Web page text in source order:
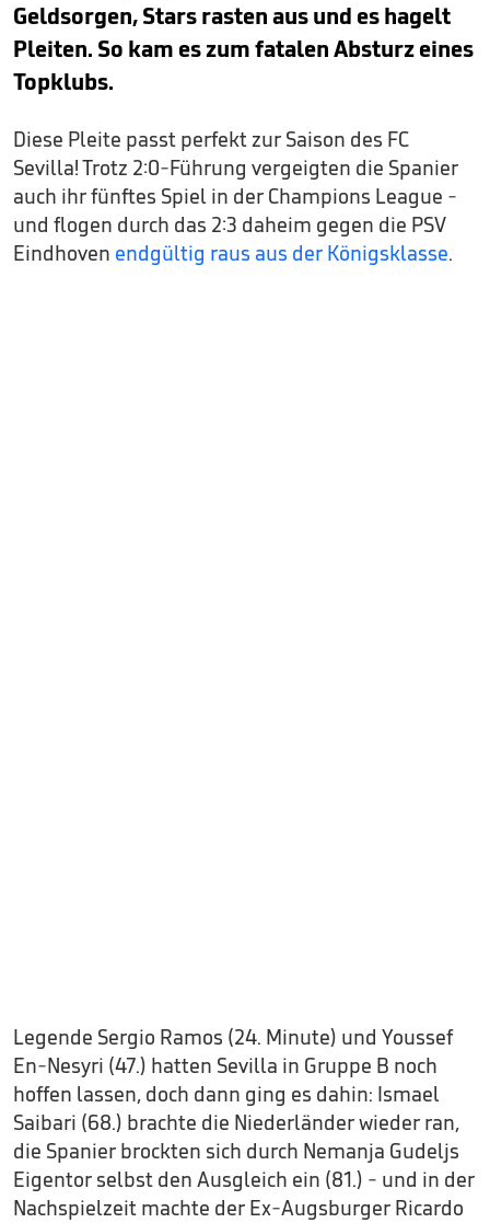
Geldsorgen, Stars rasten aus und es hagelt
Pleiten. So kam es zum fatalen Absturz eines
Topklubs.
Diese Pleite passt perfekt zur Saison des FC
Sevilla! Trotz 2:0-Führung vergeigten die Spanier
auch ihr fünftes Spiel in der Champions League -
und flogen durch das 2:3 daheim gegen die PSV
Eindhoven endgültig raus aus der Königsklasse.
Legende Sergio Ramos (24. Minute) und Youssef
En-Nesyri (47.) hatten Sevilla in Gruppe B noch
hoffen lassen, doch dann ging es dahin: Ismael
Saibari (68.) brachte die Niederländer wieder ran,
die Spanier brockten sich durch Nemanja Gudeljs
Eigentor selbst den Ausgleich ein (81.) - und in der
Nachspielzeit machte der Ex-Augsburger Ricardo